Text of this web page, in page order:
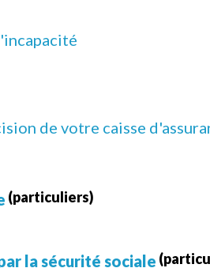
de votre caisse
(particuliers)
la sécurité sociale